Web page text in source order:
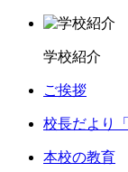
学校紹介
ご挨拶
校長だより
本校の教育